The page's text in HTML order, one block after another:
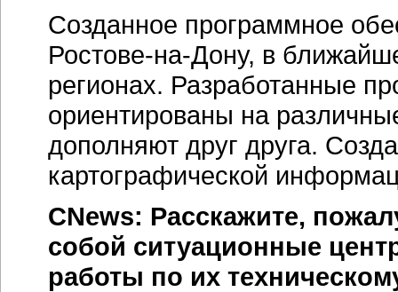
Созданное программное
Ростове-на-Дону, в
регионах. Разработанные
ориентированы на
дополняют друг друга.
картографической
CNews: Расскажите,
собой ситуационные
работы по их